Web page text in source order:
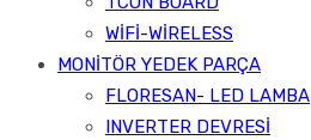
WİFİ-WİRELESS
MONİTÖR YEDEK PARÇA
FLORESAN- LED LAMBA
INVERTER DEVRESİ